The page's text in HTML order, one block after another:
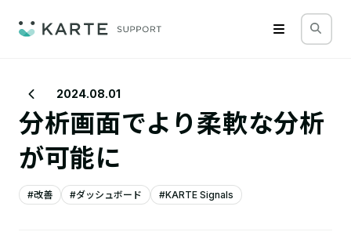
2024.08.01
分析画面でより柔軟な分析
が可能に
#改善 #ダッシュボード #KARTE Signals